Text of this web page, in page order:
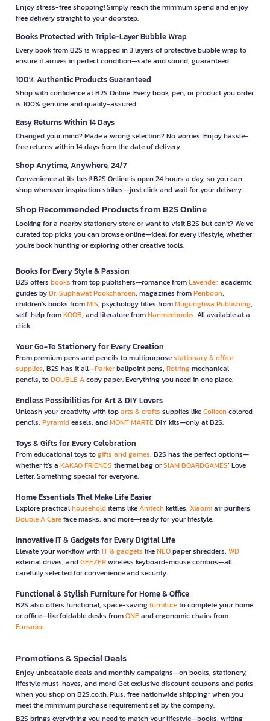
Enjoy stress-free shopping! Simply reach the minimum spend and enjoy
free delivery straight to your doorstep.
Books Protected with Triple-Layer Bubble Wrap
Every book from B2S is wrapped in 3 layers of protective bubble wrap to
ensure it arrives in perfect condition—safe and sound, guaranteed.
100% Authentic Products Guaranteed
Shop with confidence at B2S Online. Every book, pen, or product you order
is 100% genuine and quality-assured.
Easy Returns Within 14 Days
Changed your mind? Made a wrong selection? No worries. Enjoy hassle-
free returns within 14 days from the date of delivery.
Shop Anytime, Anywhere, 24/7
Convenience at its best! B2S Online is open 24 hours a day, so you can
shop whenever inspiration strikes—just click and wait for your delivery.
Shop Recommended Products from B2S Online
Looking for a nearby stationery store or want to visit B2S but can't? We’ve
curated top picks you can browse online—ideal for every lifestyle, whether
you're book hunting or exploring other creative tools.
Books for Every Style & Passion
B2S offers books from top publishers—romance fromLavender, academic
guides byDr. Suphawat Pookcharoen, magazines fromPenboon,
children’s books fromMIS, psychology titles fromMugunghwa Publishing,
self-help fromKOOB, and literature fromNanmeebooks. All available at a
click.
Your Go-To Stationery for Every Creation
From premium pens and pencils to multipurposestationary & office
supplies, B2S has it all—Parkerballpoint pens, Rotringmechanical
pencils, toDOUBLE Acopy paper. Everything you need in one place.
Endless Possibilities for Art & DIY Lovers
Unleash your creativity with toparts & crafts supplies likeColleencolored
pencils, Pyramideasels, andMONT MARTEDIY kits—only at B2S.
Toys & Gifts for Every Celebration
From educational toys togifts and games, B2S has the perfect options—
whether it’s a KAKAO FRIENDS thermal bag orSIAM BOARDGAMES’ Love
Letter. Something special for everyone.
Home Essentials That Make Life Easier
Explore practicalhouseholditems likeAnitechkettles, Xiaomiair purifiers,
Double A Careface masks, and more—ready for your lifestyle.
Innovative IT & Gadgets for Every Digital Life
Elevate your workflow withIT & gadgets likeNEOpaper shredders, WD
external drives, andGEEZERwireless keyboard-mouse combos—all
carefully selected for convenience and security.
Functional & Stylish Furniture for Home & Office
B2S also offers functional, space-savingfurnitureto complete your home
or office—like foldable desks fromONEand ergonomic chairs from
Furradec
Promotions & Special Deals
Enjoy unbeatable deals and monthly campaigns—on books, stationery,
lifestyle must-haves, and more! Get exclusive discount coupons and perks
when you shop on B2S.co.th. Plus, free nationwide shipping* when you
meet the minimum purchase requirement set by the company.
B2S brings everything you need to match your lifestyle—books, writing